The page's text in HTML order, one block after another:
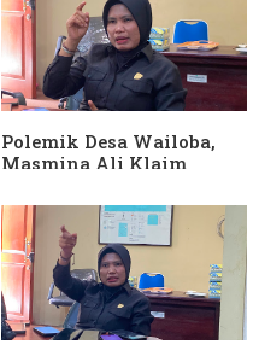
Polemik Desa Wailoba,
Masmina Ali Klaim
Keterlibatan Ketua PKB
Sula